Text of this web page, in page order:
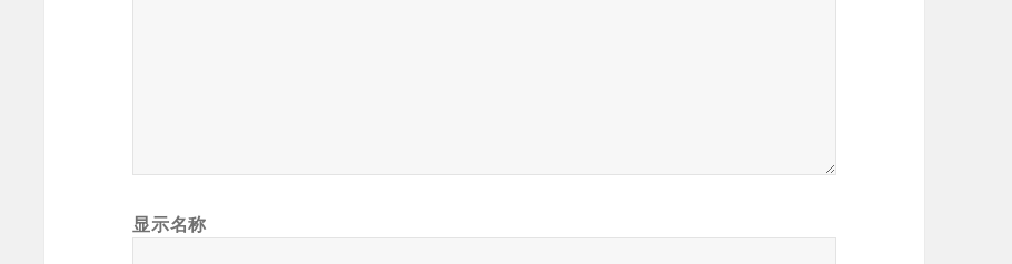
显示名称